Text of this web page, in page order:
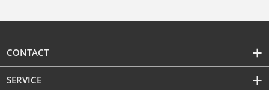
CONTACT
SERVICE